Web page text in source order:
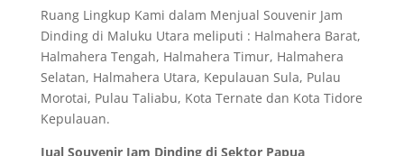
Ruang Lingkup Kami dalam Menjual Souvenir Jam
Dinding di Maluku Utara meliputi : Halmahera Barat,
Halmahera Tengah, Halmahera Timur, Halmahera
Selatan, Halmahera Utara, Kepulauan Sula, Pulau
Morotai, Pulau Taliabu, Kota Ternate dan Kota Tidore
Kepulauan.
Jual Souvenir Jam Dinding di Sektor Papua